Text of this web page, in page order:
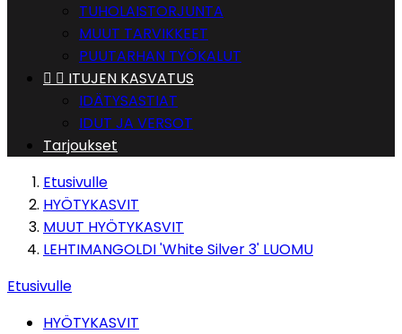
TUHOLAISTORJUNTA
MUUT TARVIKKEET
PUUTARHAN TYÖKALUT
  ITUJEN KASVATUS
IDÄTYSASTIAT
IDUT JA VERSOT
Tarjoukset
Etusivulle
HYÖTYKASVIT
MUUT HYÖTYKASVIT
LEHTIMANGOLDI 'White Silver 3' LUOMU
Etusivulle
HYÖTYKASVIT